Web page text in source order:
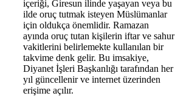
içeriği, Giresun ilinde yaşayan veya bu
ilde oruç tutmak isteyen Müslümanlar
için oldukça önemlidir. Ramazan
ayında oruç tutan kişilerin iftar ve sahur
vakitlerini belirlemekte kullanılan bir
takvime denk gelir. Bu imsakiye,
Diyanet İşleri Başkanlığı tarafından her
yıl güncellenir ve internet üzerinden
erişime açılır.